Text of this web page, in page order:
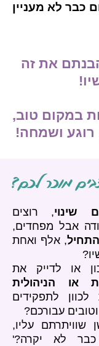
כבר לא מעניין
את זה
במקום טוב,
רוגע ושמחה!
מוכר לכם?
שינוי, רוצים
אבל מפחדים,
, אלף ואחת
או לדייק את
או הניהולית
לתפקידים
וטובים עבורכם?
שוויתרתם עליו,
לא יקרה?'